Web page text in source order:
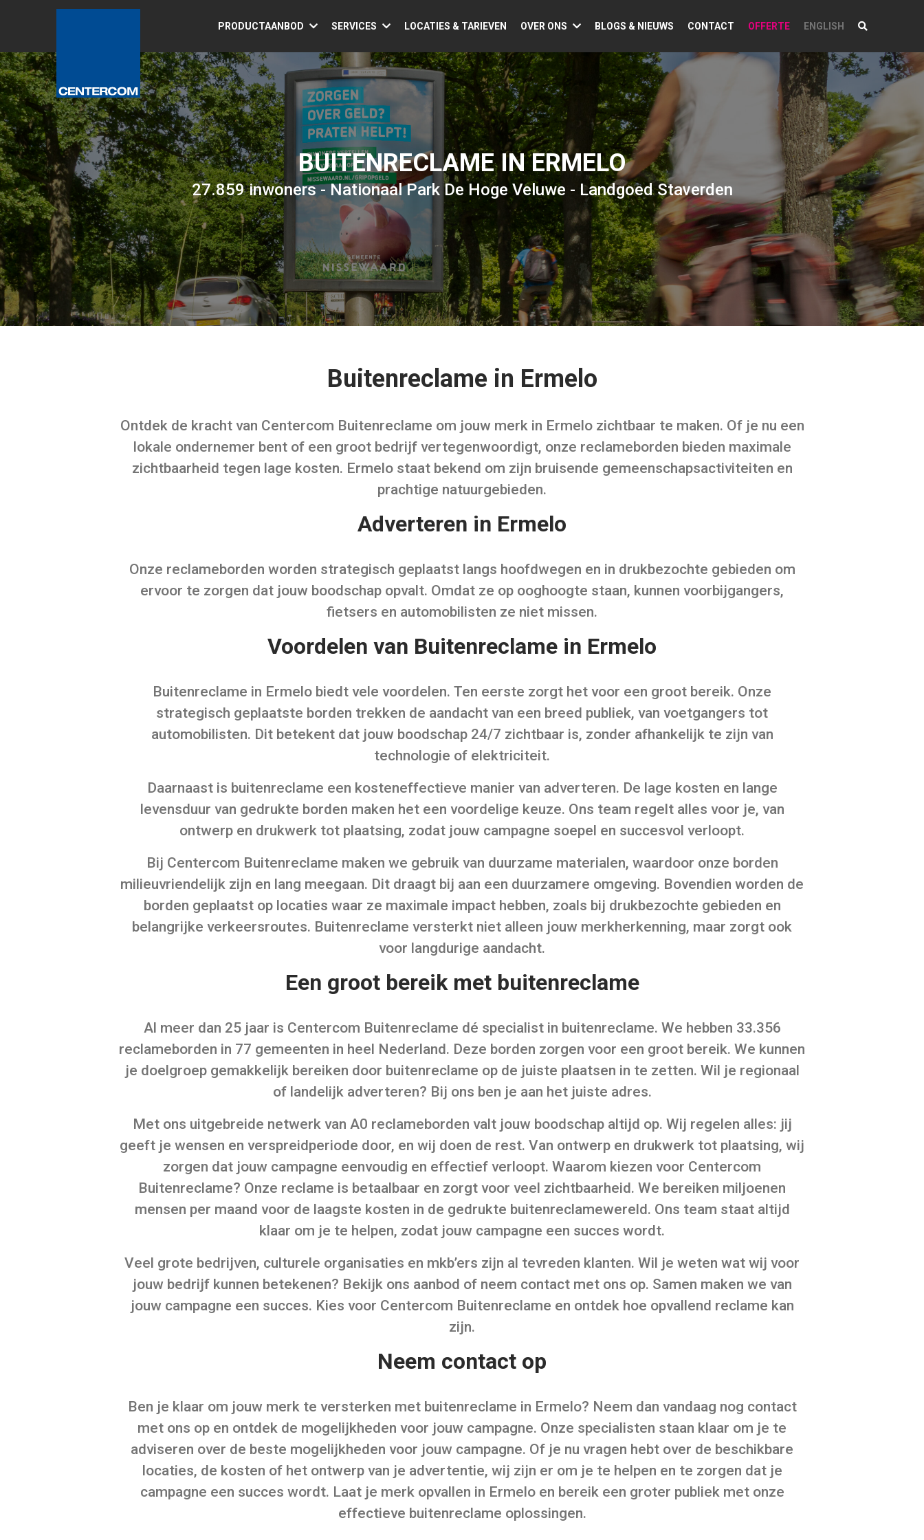
PRODUCTAANBOD SERVICES LOCATIES & TARIEVEN OVER ONS BLOGS & NIEUWS CONTACT OFFERTE ENGLISH
BUITENRECLAME IN ERMELO
27.859 inwoners - Nationaal Park De Hoge Veluwe - Landgoed Staverden
Buitenreclame in Ermelo
Ontdek de kracht van Centercom Buitenreclame om jouw merk in Ermelo zichtbaar te maken. Of je nu een
lokale ondernemer bent of een groot bedrijf vertegenwoordigt, onze reclameborden bieden maximale
zichtbaarheid tegen lage kosten. Ermelo staat bekend om zijn bruisende gemeenschapsactiviteiten en
prachtige natuurgebieden.
Adverteren in Ermelo
Onze reclameborden worden strategisch geplaatst langs hoofdwegen en in drukbezochte gebieden om
ervoor te zorgen dat jouw boodschap opvalt. Omdat ze op ooghoogte staan, kunnen voorbijgangers,
fietsers en automobilisten ze niet missen.
Voordelen van Buitenreclame in Ermelo
Buitenreclame in Ermelo biedt vele voordelen. Ten eerste zorgt het voor een groot bereik. Onze
strategisch geplaatste borden trekken de aandacht van een breed publiek, van voetgangers tot
automobilisten. Dit betekent dat jouw boodschap 24/7 zichtbaar is, zonder afhankelijk te zijn van
technologie of elektriciteit.
Daarnaast is buitenreclame een kosteneffectieve manier van adverteren. De lage kosten en lange
levensduur van gedrukte borden maken het een voordelige keuze. Ons team regelt alles voor je, van
ontwerp en drukwerk tot plaatsing, zodat jouw campagne soepel en succesvol verloopt.
Bij Centercom Buitenreclame maken we gebruik van duurzame materialen, waardoor onze borden
milieuvriendelijk zijn en lang meegaan. Dit draagt bij aan een duurzamere omgeving. Bovendien worden de
borden geplaatst op locaties waar ze maximale impact hebben, zoals bij drukbezochte gebieden en
belangrijke verkeersroutes. Buitenreclame versterkt niet alleen jouw merkherkenning, maar zorgt ook
voor langdurige aandacht.
Een groot bereik met buitenreclame
Al meer dan 25 jaar is Centercom Buitenreclame dé specialist in buitenreclame. We hebben 33.356
reclameborden in 77 gemeenten in heel Nederland. Deze borden zorgen voor een groot bereik. We kunnen
je doelgroep gemakkelijk bereiken door buitenreclame op de juiste plaatsen in te zetten. Wil je regionaal
of landelijk adverteren? Bij ons ben je aan het juiste adres.
Met ons uitgebreide netwerk van A0 reclameborden valt jouw boodschap altijd op. Wij regelen alles: jij
geeft je wensen en verspreidperiode door, en wij doen de rest. Van ontwerp en drukwerk tot plaatsing, wij
zorgen dat jouw campagne eenvoudig en effectief verloopt. Waarom kiezen voor Centercom
Buitenreclame? Onze reclame is betaalbaar en zorgt voor veel zichtbaarheid. We bereiken miljoenen
mensen per maand voor de laagste kosten in de gedrukte buitenreclamewereld. Ons team staat altijd
klaar om je te helpen, zodat jouw campagne een succes wordt.
Veel grote bedrijven, culturele organisaties en mkb’ers zijn al tevreden klanten. Wil je weten wat wij voor
jouw bedrijf kunnen betekenen? Bekijk ons aanbod of neem contact met ons op. Samen maken we van
jouw campagne een succes. Kies voor Centercom Buitenreclame en ontdek hoe opvallend reclame kan
zijn.
Neem contact op
Ben je klaar om jouw merk te versterken met buitenreclame in Ermelo? Neem dan vandaag nog contact
met ons op en ontdek de mogelijkheden voor jouw campagne. Onze specialisten staan klaar om je te
adviseren over de beste mogelijkheden voor jouw campagne. Of je nu vragen hebt over de beschikbare
locaties, de kosten of het ontwerp van je advertentie, wij zijn er om je te helpen en te zorgen dat je
campagne een succes wordt. Laat je merk opvallen in Ermelo en bereik een groter publiek met onze
effectieve buitenreclame oplossingen.